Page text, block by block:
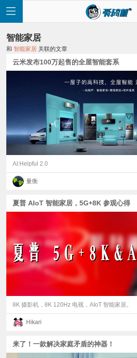
快
评
测
普
验
智能家居
和智能家居 关联的文章
云米发布100万起售的全屋智能套系
AI:Helpful 2.0
量衡
夏普 AIoT 智能家居，5G+8K 参观心得
8K 摄影机，8K 120Hz 电视，AIoT 智能家居。
Hikari
来了！一款解决家庭矛盾的神器！